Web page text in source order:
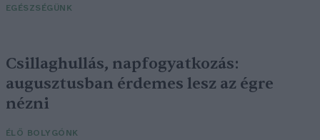
EGÉSZSÉGÜNK
Csillaghullás, napfogyatkozás:
augusztusban érdemes lesz az égre
nézni
ÉLŐ BOLYGÓNK